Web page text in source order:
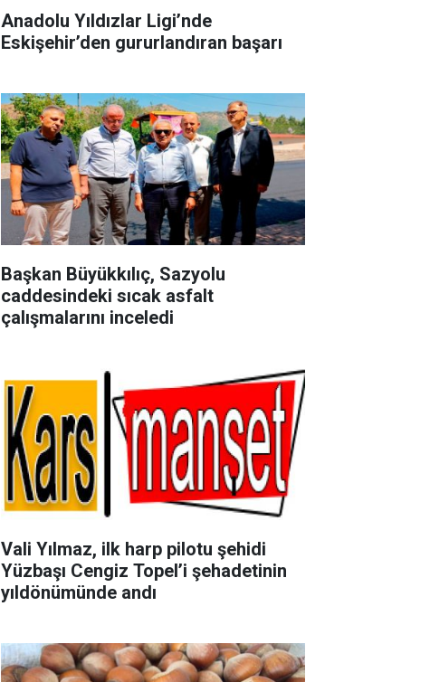
Anadolu Yıldızlar Ligi’nde
Eskişehir’den gururlandıran başarı
Başkan Büyükkılıç, Sazyolu
caddesindeki sıcak asfalt
çalışmalarını inceledi
Vali Yılmaz, ilk harp pilotu şehidi
Yüzbaşı Cengiz Topel’i şehadetinin
yıldönümünde andı